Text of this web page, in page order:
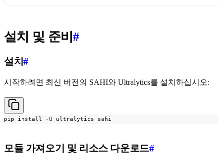
설치 및 준비#
설치#
시작하려면 최신 버전의 SAHI와 Ultralytics를 설치하십시오:
pip install -U ultralytics sahi
모듈 가져오기 및 리소스 다운로드#